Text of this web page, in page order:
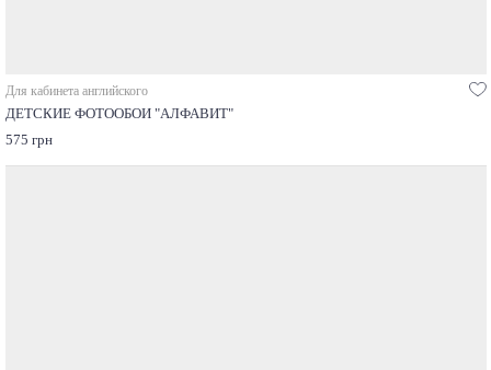
Для кабинета английского
ДЕТСКИЕ ФОТООБОИ "АЛФАВИТ"
575 грн